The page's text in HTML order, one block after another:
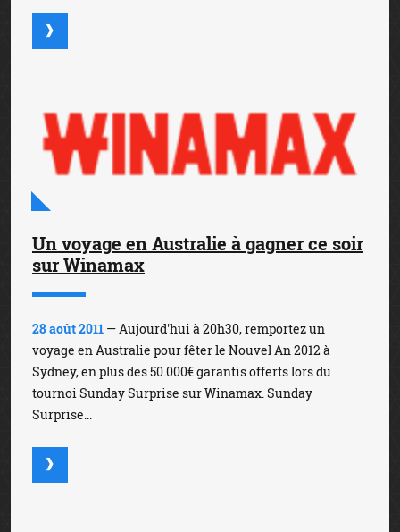
Un voyage en Australie à gagner ce soir
sur Winamax
28 août 2011 — Aujourd'hui à 20h30, remportez un
voyage en Australie pour fêter le Nouvel An 2012 à
Sydney, en plus des 50.000€ garantis offerts lors du
tournoi Sunday Surprise sur Winamax. Sunday
Surprise...